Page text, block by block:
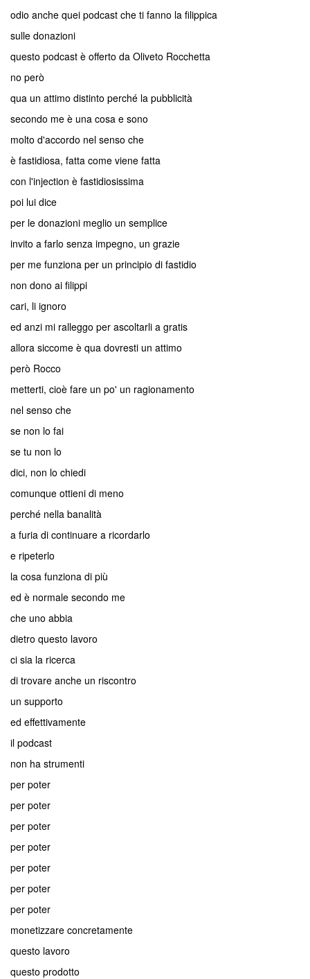
odio anche quei podcast che ti fanno la filippica
sulle donazioni
questo podcast è offerto da Oliveto Rocchetta
no però
qua un attimo distinto perché la pubblicità
secondo me è una cosa e sono
molto d'accordo nel senso che
è fastidiosa, fatta come viene fatta
con l'injection è fastidiosissima
poi lui dice
per le donazioni meglio un semplice
invito a farlo senza impegno, un grazie
per me funziona per un principio di fastidio
non dono ai filippi
cari, li ignoro
ed anzi mi ralleggo per ascoltarli a gratis
allora siccome è qua dovresti un attimo
però Rocco
metterti, cioè fare un po' un ragionamento
nel senso che
se non lo fai
se tu non lo
dici, non lo chiedi
comunque ottieni di meno
perché nella banalità
a furia di continuare a ricordarlo
e ripeterlo
la cosa funziona di più
ed è normale secondo me
che uno abbia
dietro questo lavoro
ci sia la ricerca
di trovare anche un riscontro
un supporto
ed effettivamente
il podcast
non ha strumenti
per poter
per poter
per poter
per poter
per poter
per poter
per poter
monetizzare concretamente
questo lavoro
questo prodotto